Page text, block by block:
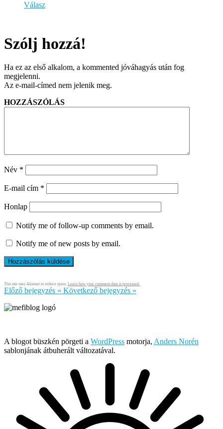
Válasz
Szólj hozzá!
Ha ez az első alkalom, a kommented jóváhagyás után fog
megjelenni.
Az e-mail-címed nem jelenik meg.
HOZZÁSZÓLÁS
Név *
E-mail cím *
Honlap
Notify me of follow-up comments by email.
Notify me of new posts by email.
This site uses Akismet to reduce spam. Learn how your comment data is processed.
Előző bejegyzés « Következő bejegyzés »
A blogot büszkén pörgeti a WordPress motorja, Anders Norén
sablonjának átbuherált változatával.